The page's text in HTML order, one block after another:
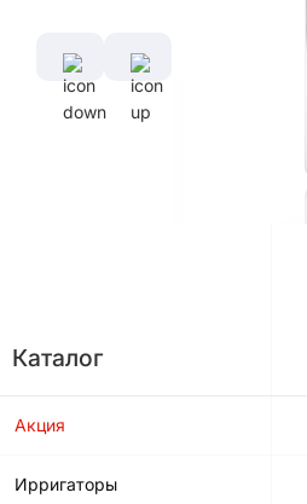
Каталог
Акция
Ирригаторы